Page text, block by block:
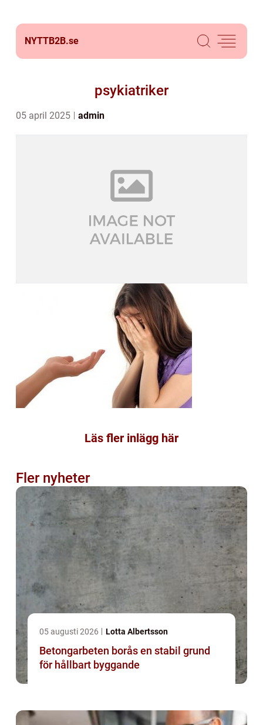
NYTTB2B.se
psykiatriker
05 april 2025 admin
Läs fler inlägg här
Fler nyheter
05 augusti 2026 Lotta Albertsson
Betongarbeten borås en stabil grund
för hållbart byggande